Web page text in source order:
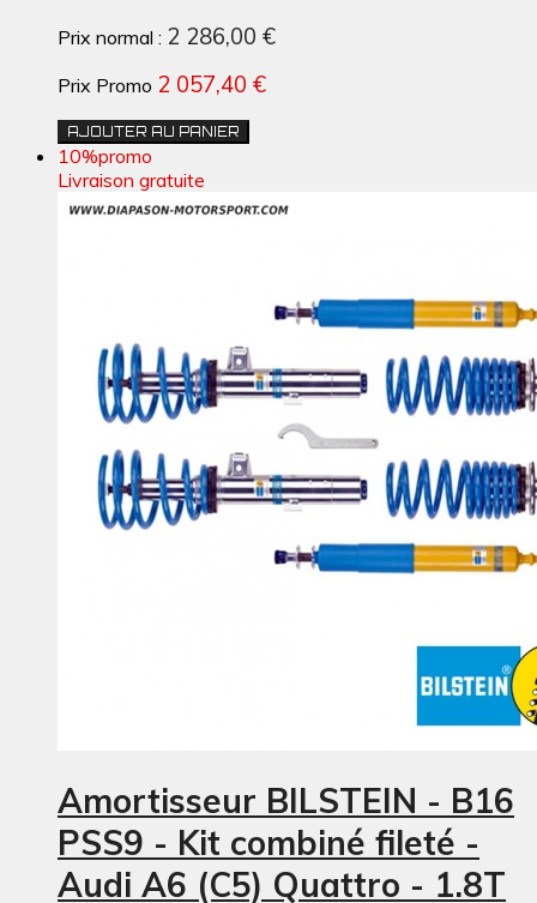
Prix normal : 2 286,00 €
Prix Promo 2 057,40 €
AJOUTER AU PANIER
10%promo
Livraison gratuite
Amortisseur BILSTEIN - B16
PSS9 - Kit combiné fileté -
Audi A6 (C5) Quattro - 1.8T